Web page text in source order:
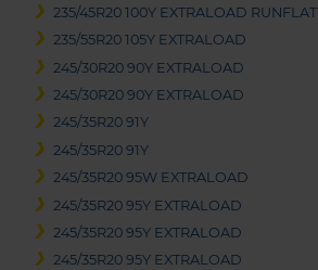
235/45R20 100Y EXTRALOAD RUNFLAT
235/55R20 105Y EXTRALOAD
245/30R20 90Y EXTRALOAD
245/30R20 90Y EXTRALOAD
245/35R20 91Y
245/35R20 91Y
245/35R20 95W EXTRALOAD
245/35R20 95Y EXTRALOAD
245/35R20 95Y EXTRALOAD
245/35R20 95Y EXTRALOAD